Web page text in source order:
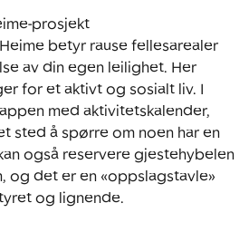
prosjekt
betyr rause fellesarealer
av din egen leilighet. Her
for et aktivt og sosialt liv. I
med aktivitetskalender,
sted å spørre om noen har en
også reservere gjestehybelen
og det er en «oppslagstavle»
og lignende.